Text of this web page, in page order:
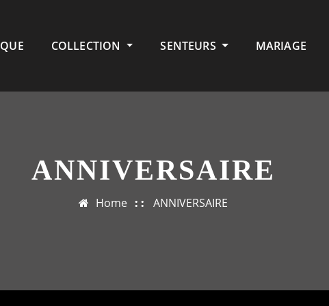
COLLECTION SENTEURS MARIAGE
ANNIVERSAIRE
Home ANNIVERSAIRE